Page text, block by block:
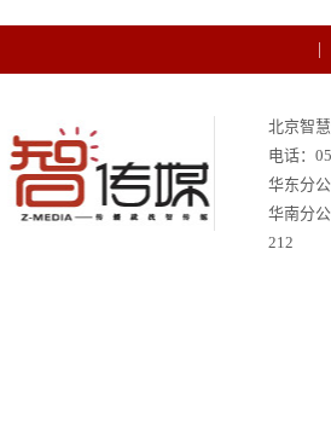
北京智
华东分
华南分公
212
电话：